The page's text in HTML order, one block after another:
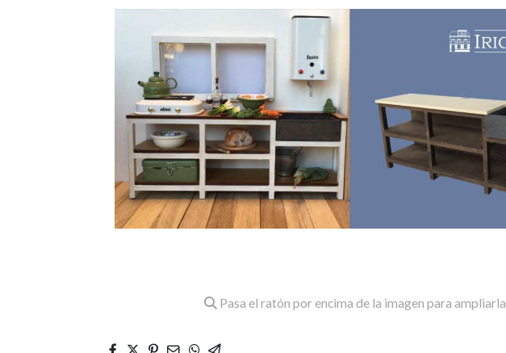
Pasa el ratón por encima de la imagen para ampliarla